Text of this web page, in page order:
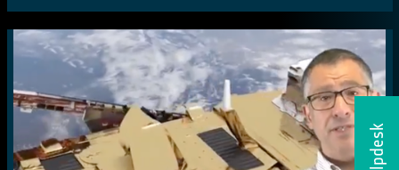
Helpdesk